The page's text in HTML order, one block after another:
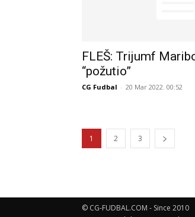
FLEŠ: Trijumf
“požutio”
CG Fudbal - 20 Mar 2022. 00:52
1 2 3
© CG-FUDBAL.COM - Since 2010